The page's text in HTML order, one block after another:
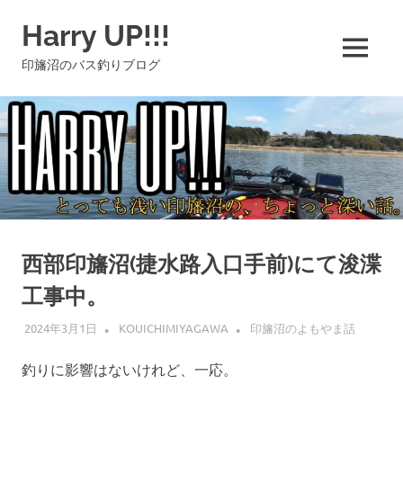
ツ
へ
ス
キ
ッ
プ
Harry UP!!!
印旛沼のバス釣りブログ MENU
西部印旛沼(捷水路入口手前)にて浚渫
工事中。
2024年3月1日 KOUICHIMIYAGAWA 印旛沼のよもやま話
釣りに影響はないけれど、一応。